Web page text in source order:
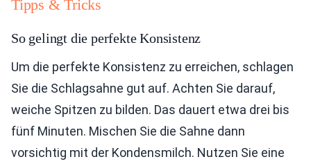
Tipps & Tricks
So gelingt die perfekte Konsistenz
Um die perfekte Konsistenz zu erreichen, schlagen
Sie die Schlagsahne gut auf. Achten Sie darauf,
weiche Spitzen zu bilden. Das dauert etwa drei bis
fünf Minuten. Mischen Sie die Sahne dann
vorsichtig mit der Kondensmilch. Nutzen Sie eine